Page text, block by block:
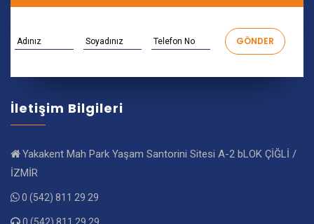
İletişim Bilgileri
Yakakent Mah Park Yaşam Santorini Sitesi A-2 bLOK ÇİĞLİ /
İZMİR
0 (542) 811 29 29